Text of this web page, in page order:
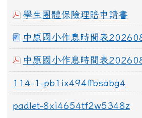
學生團體保險理賠申請書
中原國小作息時間表
中原國小作息時間表
114-1-pb1ix494ffbsabg4
padlet-8xi4654tf2w5348z